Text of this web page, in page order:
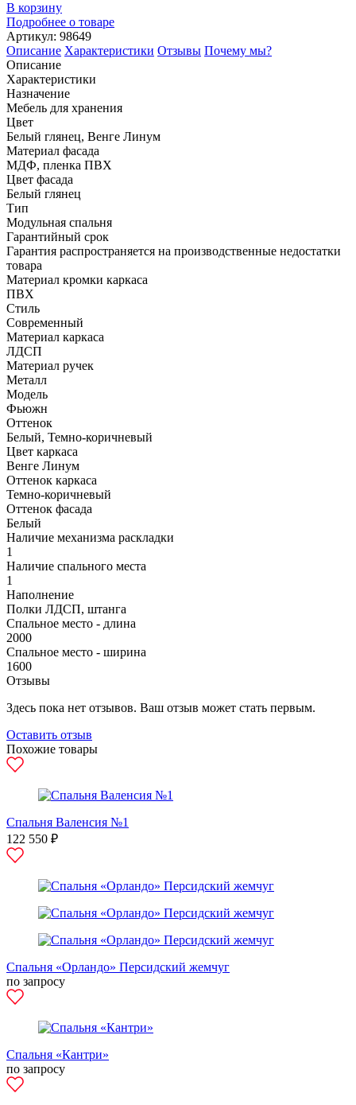
В корзину
Подробнее о товаре
Артикул: 98649
Описание Характеристики Отзывы Почему мы?
Описание
Характеристики
Назначение
Мебель для хранения
Цвет
Белый глянец, Венге Линум
Материал фасада
МДФ, пленка ПВХ
Цвет фасада
Белый глянец
Тип
Модульная спальня
Гарантийный срок
Гарантия распространяется на производственные недостатки
товара
Материал кромки каркаса
ПВХ
Стиль
Современный
Материал каркаса
ЛДСП
Материал ручек
Металл
Модель
Фьюжн
Оттенок
Белый, Темно-коричневый
Цвет каркаса
Венге Линум
Оттенок каркаса
Темно-коричневый
Оттенок фасада
Белый
Наличие механизма раскладки
1
Наличие спального места
1
Наполнение
Полки ЛДСП, штанга
Спальное место - длина
2000
Спальное место - ширина
1600
Отзывы
Здесь пока нет отзывов. Ваш отзыв может стать первым.
Оставить отзыв
Похожие товары
Спальня Валенсия №1
122 550 ₽
Спальня «Орландо» Персидский жемчуг
по запросу
Спальня «Кантри»
по запросу